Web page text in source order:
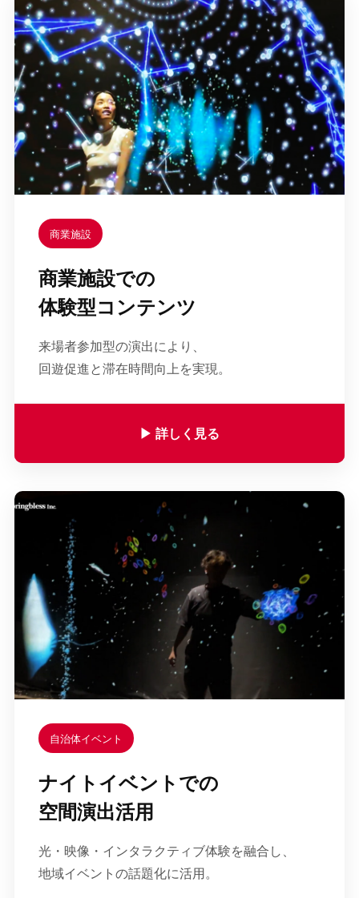
商業施設
商業施設での
体験型コンテンツ
来場者参加型の演出により、
回遊促進と滞在時間向上を実現。
▶︎ 詳しく見る
自治体イベント
ナイトイベントでの
空間演出活用
光・映像・インタラクティブ体験を融合し、
地域イベントの話題化に活用。